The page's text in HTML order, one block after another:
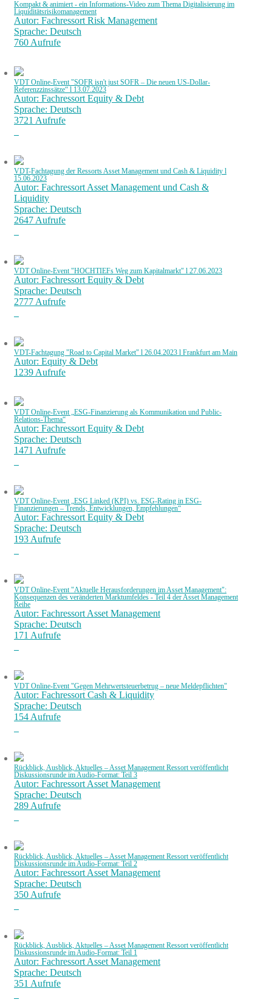
Kompakt & animiert - ein Informations-Video zum Thema Digitalisierung im
Liquiditätsrisikomanagement
Autor: Fachressort Risk Management
Sprache: Deutsch
760 Aufrufe
VDT Online-Event "SOFR isn't just SOFR – Die neuen US-Dollar-
Referenzzinssätze“ l 13.07.2023
Autor: Fachressort Equity & Debt
Sprache: Deutsch
3721 Aufrufe
VDT-Fachtagung der Ressorts Asset Management und Cash & Liquidity l
15.06.2023
Autor: Fachressort Asset Management und Cash &
Liquidity
Sprache: Deutsch
2647 Aufrufe
VDT Online-Event "HOCHTIEFs Weg zum Kapitalmarkt" l 27.06.2023
Autor: Fachressort Equity & Debt
Sprache: Deutsch
2777 Aufrufe
VDT-Fachtagung "Road to Capital Market" l 26.04.2023 l Frankfurt am Main
Autor: Equity & Debt
1239 Aufrufe
VDT Online-Event „ESG-Finanzierung als Kommunikation und Public-
Relations-Thema“
Autor: Fachressort Equity & Debt
Sprache: Deutsch
1471 Aufrufe
VDT Online-Event „ESG Linked (KPI) vs. ESG-Rating in ESG-
Finanzierungen – Trends, Entwicklungen, Empfehlungen“
Autor: Fachressort Equity & Debt
Sprache: Deutsch
193 Aufrufe
VDT Online-Event "Aktuelle Herausforderungen im Asset Management":
Konsequenzen des veränderten Marktumfeldes - Teil 4 der Asset Management
Reihe
Autor: Fachressort Asset Management
Sprache: Deutsch
171 Aufrufe
VDT Online-Event "Gegen Mehrwertsteuerbetrug – neue Meldepflichten"
Autor: Fachressort Cash & Liquidity
Sprache: Deutsch
154 Aufrufe
Rückblick, Ausblick, Aktuelles – Asset Management Ressort veröffentlicht
Diskussionsrunde im Audio-Format: Teil 3
Autor: Fachressort Asset Management
Sprache: Deutsch
289 Aufrufe
Rückblick, Ausblick, Aktuelles – Asset Management Ressort veröffentlicht
Diskussionsrunde im Audio-Format: Teil 2
Autor: Fachressort Asset Management
Sprache: Deutsch
350 Aufrufe
Rückblick, Ausblick, Aktuelles – Asset Management Ressort veröffentlicht
Diskussionsrunde im Audio-Format: Teil 1
Autor: Fachressort Asset Management
Sprache: Deutsch
351 Aufrufe